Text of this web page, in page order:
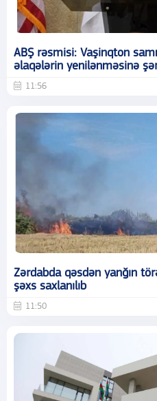
ABŞ rəsmisi: Vaşinqton
əlaqələrin yenilənməsinə
11:56
Zərdabda qəsdən yanğın
şəxs saxlanılıb
11:50